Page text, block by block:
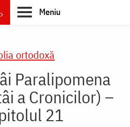
Meniu
ortodoxă
Paralipomena
a Cronicilor) –
21